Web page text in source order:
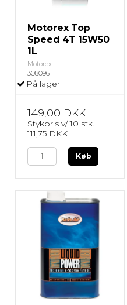
Motorex Top
Speed 4T 15W50
1L
Motorex
308096
På lager
149,00 DKK
Stykpris v/ 10 stk.
111,75 DKK
Køb